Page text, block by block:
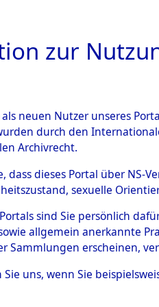
HOME
→
zur
neuen Nutzer unseres
durch den
Archivrecht.
dass dieses Portal über
sexuelle
sind Sie persönlich
allgemein anerkannte
Sammlungen erscheinen,
Sie uns, wenn Sie